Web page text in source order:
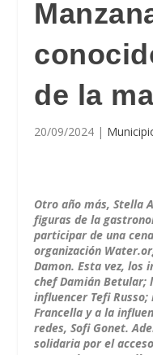
de la
20/09/2024 |
Otro año más, Stella
figuras de la
participar de una
organización
Damon. Esta vez, los
chef Damián Betular;
influencer Tefi
Francella y a la
redes, Sofi Gonet.
solidaria por el